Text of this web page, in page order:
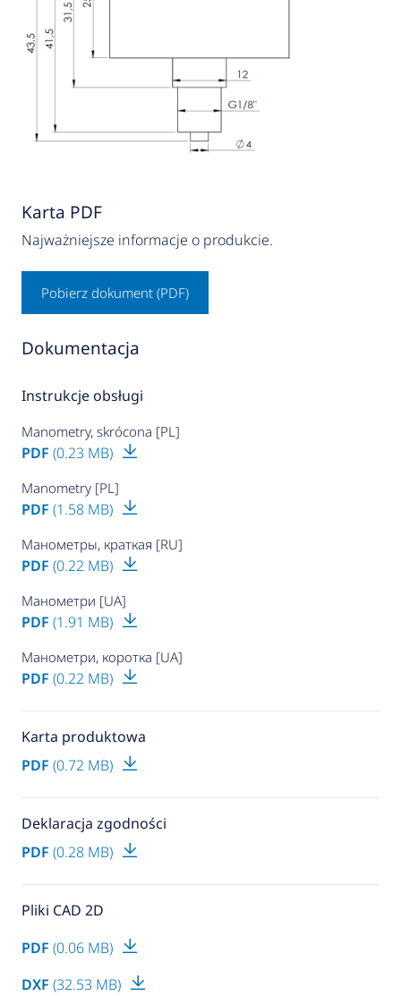
Karta PDF
Najważniejsze informacje o produkcie.
Pobierz dokument (PDF)
Dokumentacja
Instrukcje obsługi
Manometry, skrócona [PL]
PDF (0.23 MB)
Manometry [PL]
PDF (1.58 MB)
Манометры, краткая [RU]
PDF (0.22 MB)
Манометри [UA]
PDF (1.91 MB)
Манометри, коротка [UA]
PDF (0.22 MB)
Karta produktowa
PDF (0.72 MB)
Deklaracja zgodności
PDF (0.28 MB)
Pliki CAD 2D
PDF (0.06 MB)
DXF (32.53 MB)